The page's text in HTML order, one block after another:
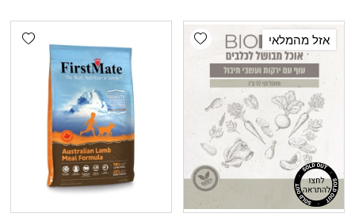
Add wishlist אזל מהמלאי